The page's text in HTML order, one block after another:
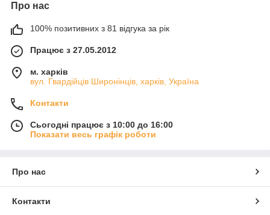
найбільших виробників близького зарубіжжя.
Body s Soul - це магазин, в якому оптом і в роздріб можна
придбати
для упаковки виробів ручної роботи, пластикову
кольоровий паперовий наповнювач
Наша мета – бути «зручним» магазином для кожного
миловара. Ми завжди йдемо на зустріч своїм клієнтам.
Приймаємо заявки на товар потрібний саме Вам. Друкуємо
індивідуальні макети на водорозчинному папері. Завжди
допоможемо визначитися з потрібними інгредієнтами.
Про нас
100% позитивних з 81 відгука за рік
Працює з 27.05.2012
м. харків
вул. Гвардійців Широнінців, харків, Україна
Контакти
Сьогодні працює з 10:00 до 16:00
Показати весь графік роботи
Про нас
Контакти